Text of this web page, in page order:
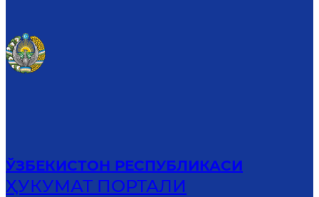
ЎЗБЕКИСТОН РЕСПУБЛИКАСИ
ҲУКУМАТ ПОРТАЛИ